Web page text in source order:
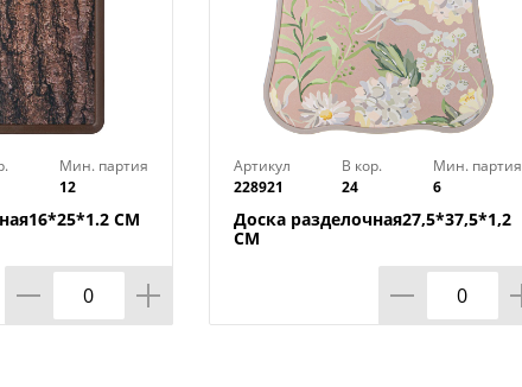
Мин. партия
12
СМ
Артикул
228921
В кор.
24
Мин. партия
6
Доска разделочная27,5*37,5*1,2
СМ